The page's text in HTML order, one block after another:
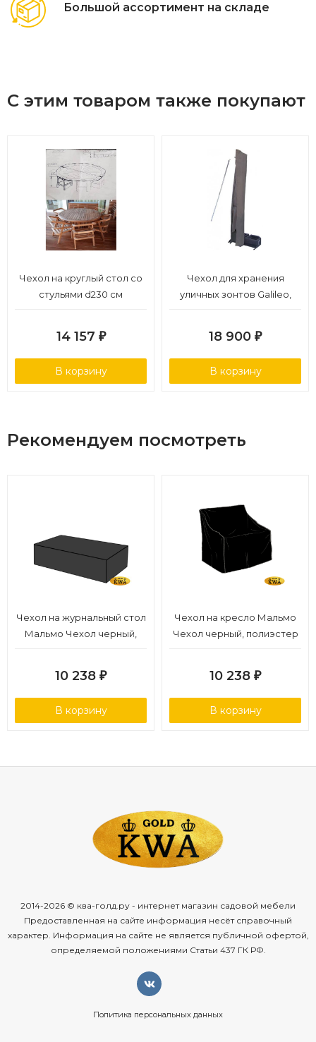
Большой ассортимент на складе
С этим товаром также покупают
Чехол на круглый стол со
стульями d230 см
14 157 ₽
В корзину
Чехол для хранения
уличных зонтов Galileo,
18 900 ₽
В корзину
Рекомендуем посмотреть
Чехол на журнальный стол
Мальмо Чехол черный,
10 238 ₽
В корзину
Чехол на кресло Мальмо
Чехол черный, полиэстер
10 238 ₽
В корзину
2014-2026 © ква-голд.ру - интернет магазин садовой мебели
Предоставленная на сайте информация несёт справочный
характер. Информация на сайте не является публичной офертой,
определяемой положениями Статьи 437 ГК РФ.
Политика персональных данных